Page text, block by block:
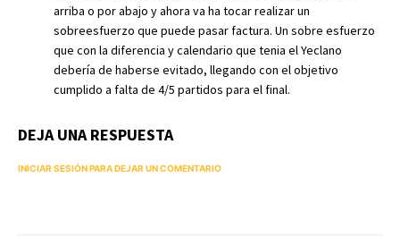
arriba o por abajo y ahora va ha tocar realizar un
sobreesfuerzo que puede pasar factura. Un sobre esfuerzo
que con la diferencia y calendario que tenia el Yeclano
debería de haberse evitado, llegando con el objetivo
cumplido a falta de 4/5 partidos para el final.
DEJA UNA RESPUESTA
INICIAR SESIÓN PARA DEJAR UN COMENTARIO